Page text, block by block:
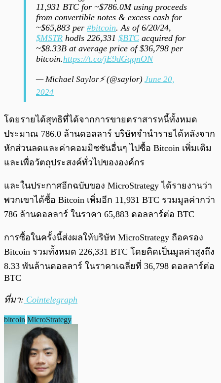
11,931 BTC for ~$786.0M using proceeds
from convertible notes & excess cash for
~$65,883 per #bitcoin. As of 6/20/24,
$MSTR hodls 226,331 $BTC acquired for
~$8.33B at average price of $36,798 per
bitcoin.https://t.co/jE9dGqqnON
— Michael Saylor⚡️ (@saylor) June 20,
2024
โดยรายได้สุทธิที่ได้จากการขายตราสารหนี้ทั้งหมด
ประมาณ 786.0 ล้านดอลลาร์ บริษัทจำนำรายได้หลังจาก
หักส่วนลดและค่าคอมมิชชันอื่นๆ ไปซื้อ Bitcoin เพิ่มเติม
และเพื่อวัตถุประสงค์ทั่วไปขององค์กร
และในประกาศอีกฉบับของ MicroStrategy ได้รายงานว่า
พวกเขาได้ซื้อ Bitcoin เพิ่มอีก 11,931 BTC รวมมูลค่ากว่า
786 ล้านดอลลาร์ ในราคา 65,883 ดอลลาร์ต่อ BTC
การซื้อในครั้งนี้ส่งผลให้บริษัท MicroStrategy ถือครอง
Bitcoin รวมทั้งหมด 226,331 BTC โดยคิดเป็นมูลค่าสูงถึง
8.33 พันล้านดอลลาร์ ในราคาเฉลี่ยที่ 36,798 ดอลลาร์ต่อ
BTC
ที่มา: Cointelegraph
bitcoin MicroStrategy